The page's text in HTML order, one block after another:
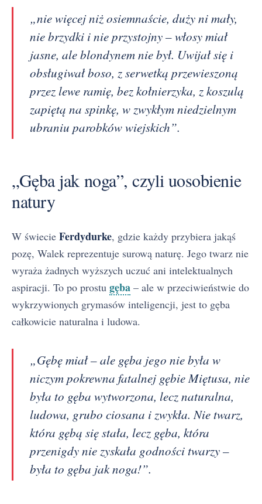
„nie więcej niż osiemnaście, duży ni mały,
nie brzydki i nie przystojny – włosy miał
jasne, ale blondynem nie był. Uwijał się i
obsługiwał boso, z serwetką przewieszoną
przez lewe ramię, bez kołnierzyka, z koszulą
zapiętą na spinkę, w zwykłym niedzielnym
ubraniu parobków wiejskich”.
„Gęba jak noga”, czyli uosobienie
natury
W świecie Ferdydurke, gdzie każdy przybiera jakąś
pozę, Walek reprezentuje surową naturę. Jego twarz nie
wyraża żadnych wyższych uczuć ani intelektualnych
aspiracji. To po prostu gęba – ale w przeciwieństwie do
wykrzywionych grymasów inteligencji, jest to gęba
całkowicie naturalna i ludowa.
„Gębę miał – ale gęba jego nie była w
niczym pokrewna fatalnej gębie Miętusa, nie
była to gęba wytworzona, lecz naturalna,
ludowa, grubo ciosana i zwykła. Nie twarz,
która gębą się stała, lecz gęba, która
przenigdy nie zyskała godności twarzy –
była to gęba jak noga!”.